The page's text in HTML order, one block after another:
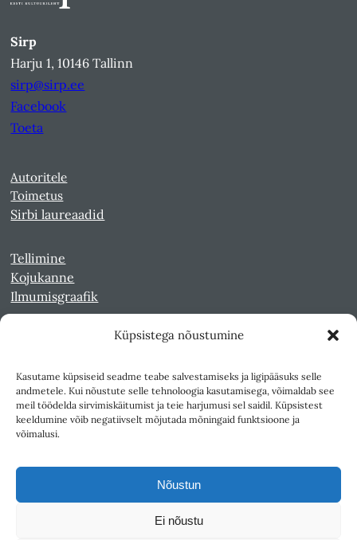
Küpsistega nõustumine
Kasutame küpsiseid seadme teabe salvestamiseks ja ligipääsuks selle
andmetele. Kui nõustute selle tehnoloogia kasutamisega, võimaldab see
meil töödelda sirvimiskäitumist ja teie harjumusi sel saidil. Küpsistest
keeldumine võib negatiivselt mõjutada mõningaid funktsioone ja
võimalusi.
Nõustun
Ei nõustu
Sirp
Harju 1, 10146 Tallinn
sirp@sirp.ee
Facebook
Toeta
Autoritele
Toimetus
Sirbi laureaadid
Tellimine
Kojukanne
Ilmumisgraafik
Kultuurileht 1994-1997
Reede 1989-1990
Sirp ja Vasar 1940-1989
Teksti- ja andmekaeve